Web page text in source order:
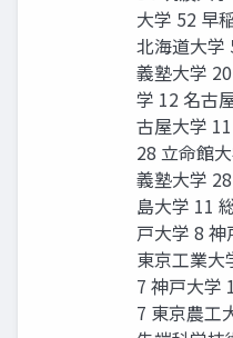
大学 52 早
北海道大学
義塾大学
学 12 名古
古屋大学
28 立命館
義塾大学
島大学 11
戸大学 8
東京工業大
7 神戸大学
7 東京農工